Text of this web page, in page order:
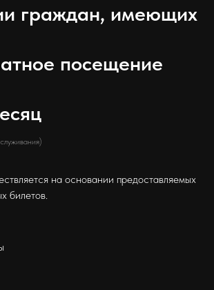
граждан, имеющих
посещение
на основании предоставляемых
билетов.